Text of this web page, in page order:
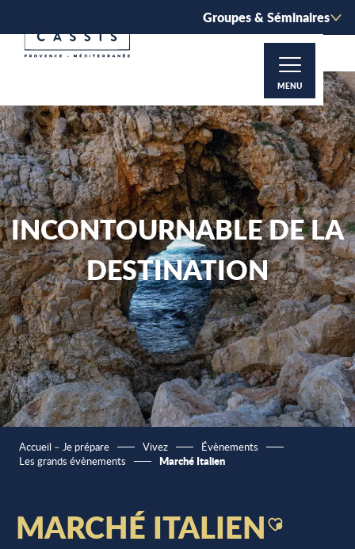
contenu
Groupes & Séminaires
MENU
INCONTOURNABLE DE LA
DESTINATION
Accueil – Je prépare Vivez
Évènements
Les grands évènements
Marché Italien
MARCHÉ ITALIENAjouter